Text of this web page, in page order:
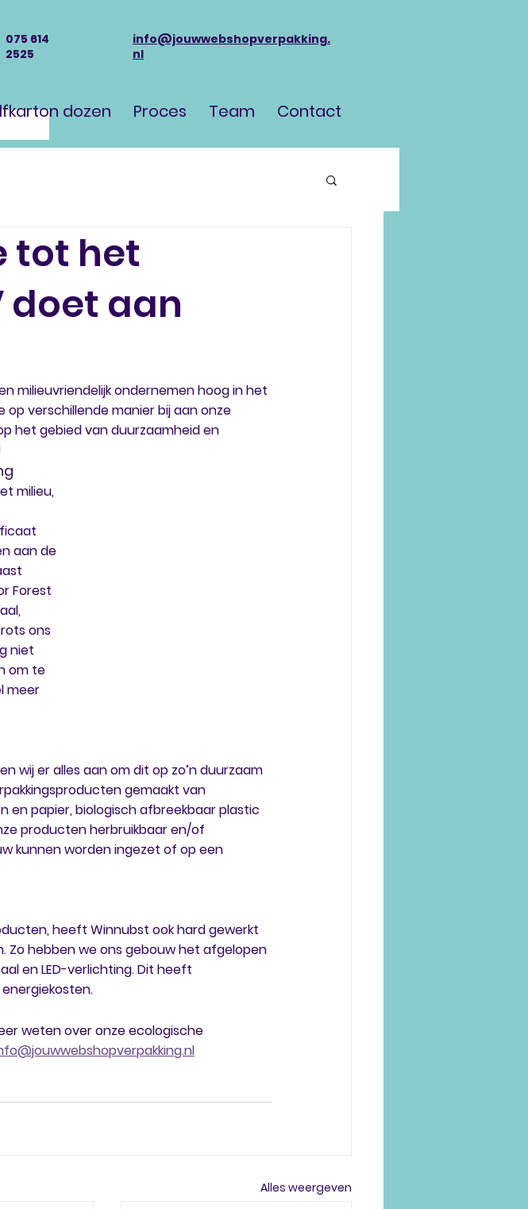
075 614
2525
info@jouwwebshopverpakking.
nl
dozen Proces Team Contact
tot het
doet aan
milieuvriendelijk ondernemen hoog in het
op verschillende manier bij aan onze
het gebied van duurzaamheid en
milieu,
aan de
Forest
ons
niet
om te
meer
wij er alles aan om dit op zo’n duurzaam
gemaakt van
en papier, biologisch afbreekbaar plastic
producten herbruikbaar en/of
kunnen worden ingezet of op een
heeft Winnubst ook hard gewerkt
Zo hebben we ons gebouw het afgelopen
en LED-verlichting. Dit heeft
weten over onze ecologische
Alles weergeven